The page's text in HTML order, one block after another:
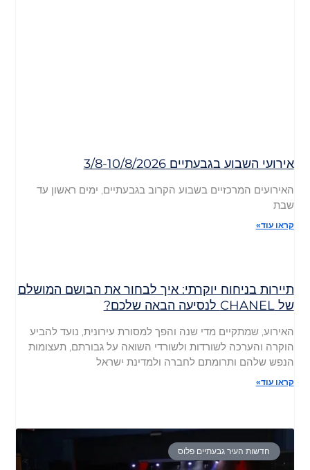
אירועי השבוע בגבעתיים 3/8-10/8/2026
האירועים המרכזיים בשבוע הקרוב בגבעתיים, ימים ראשון עד
שבת
קראו עוד»
תיירות בניחוח יוקרתי: איך לבחור את הבושם המושלם
של CHANEL לנסיעה הבאה שלכם?
האירוע, שמתקיים מדי שנה והפך למסורת עירונית, נועד להביע
הוקרה והערכה לשורדות ולשורדי השואה על גבורתם, תעצומות
הנפש שלהם ותרומתם לחברה ולמדינת ישראל
קראו עוד»
חדשות העיר גבעתיים פלוס